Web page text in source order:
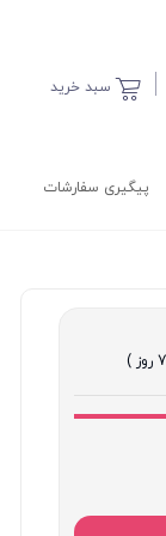
سبد خرید
پیگیری سفارشات